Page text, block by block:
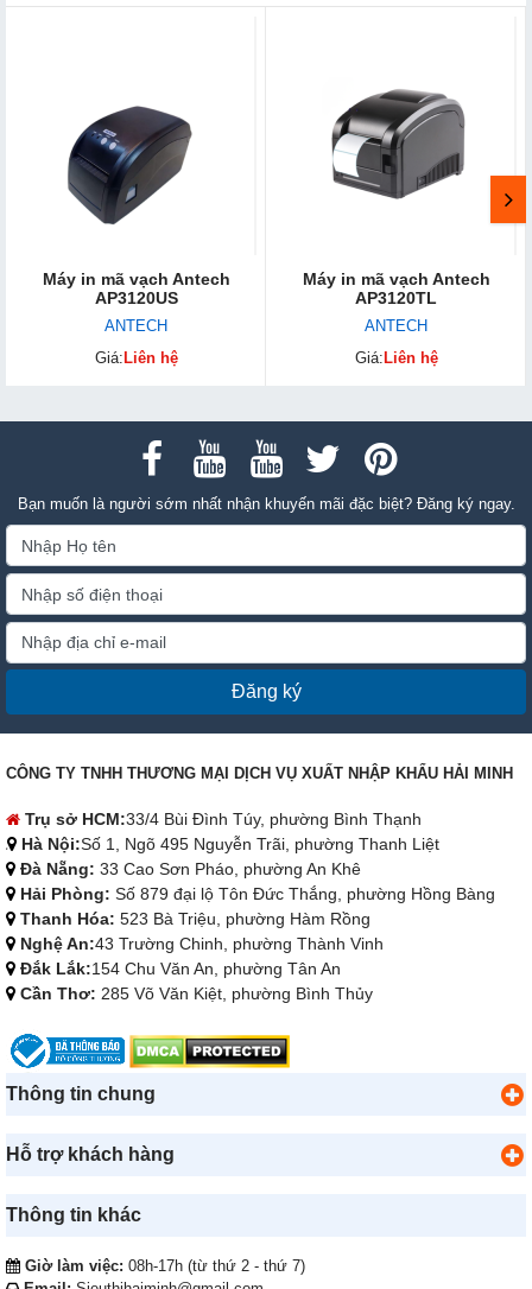
Máy in mã vạch Antech
AP3120US
ANTECH
Giá: Liên hệ
Máy in mã vạch Antech
AP3120TL
ANTECH
Giá: Liên hệ
Bạn muốn là người sớm nhất nhận khuyến mãi đặc biệt? Đăng ký ngay.
Đăng ký
CÔNG TY TNHH THƯƠNG MẠI DỊCH VỤ XUẤT NHẬP KHẨU HẢI MINH
Trụ sở HCM:33/4 Bùi Đình Túy, phường Bình Thạnh
Hà Nội:Số 1, Ngõ 495 Nguyễn Trãi, phường Thanh Liệt
Đà Nẵng: 33 Cao Sơn Pháo, phường An Khê
Hải Phòng: Số 879 đại lộ Tôn Đức Thắng, phường Hồng Bàng
Thanh Hóa: 523 Bà Triệu, phường Hàm Rồng
Nghệ An:43 Trường Chinh, phường Thành Vinh
Đắk Lắk:154 Chu Văn An, phường Tân An
Cần Thơ: 285 Võ Văn Kiệt, phường Bình Thủy
Thông tin chung
Hỗ trợ khách hàng
Thông tin khác
Giờ làm việc: 08h-17h (từ thứ 2 - thứ 7)